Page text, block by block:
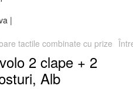
tactile combinate cu prize
2 clape + 2
Alb